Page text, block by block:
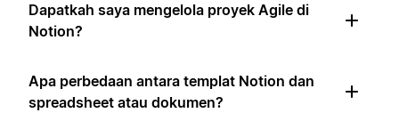
Dapatkah saya mengelola proyek Agile di
Notion?
Apa perbedaan antara templat Notion dan
spreadsheet atau dokumen?